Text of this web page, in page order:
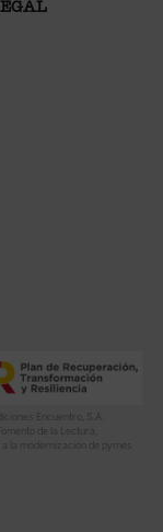
Encuentro, S.A.
de la Lectura,
la modernización de pymes